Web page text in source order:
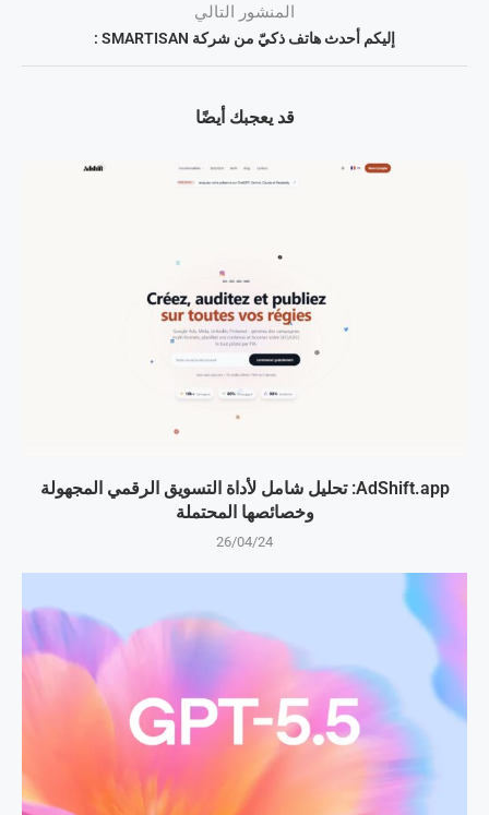
المنشور التالي
إليكم أحدث هاتف ذكيّ من شركة SMARTISAN :
قد يعجبك أيضًا
AdShift.app: تحليل شامل لأداة التسويق الرقمي المجهولة
وخصائصها المحتملة
26/04/24